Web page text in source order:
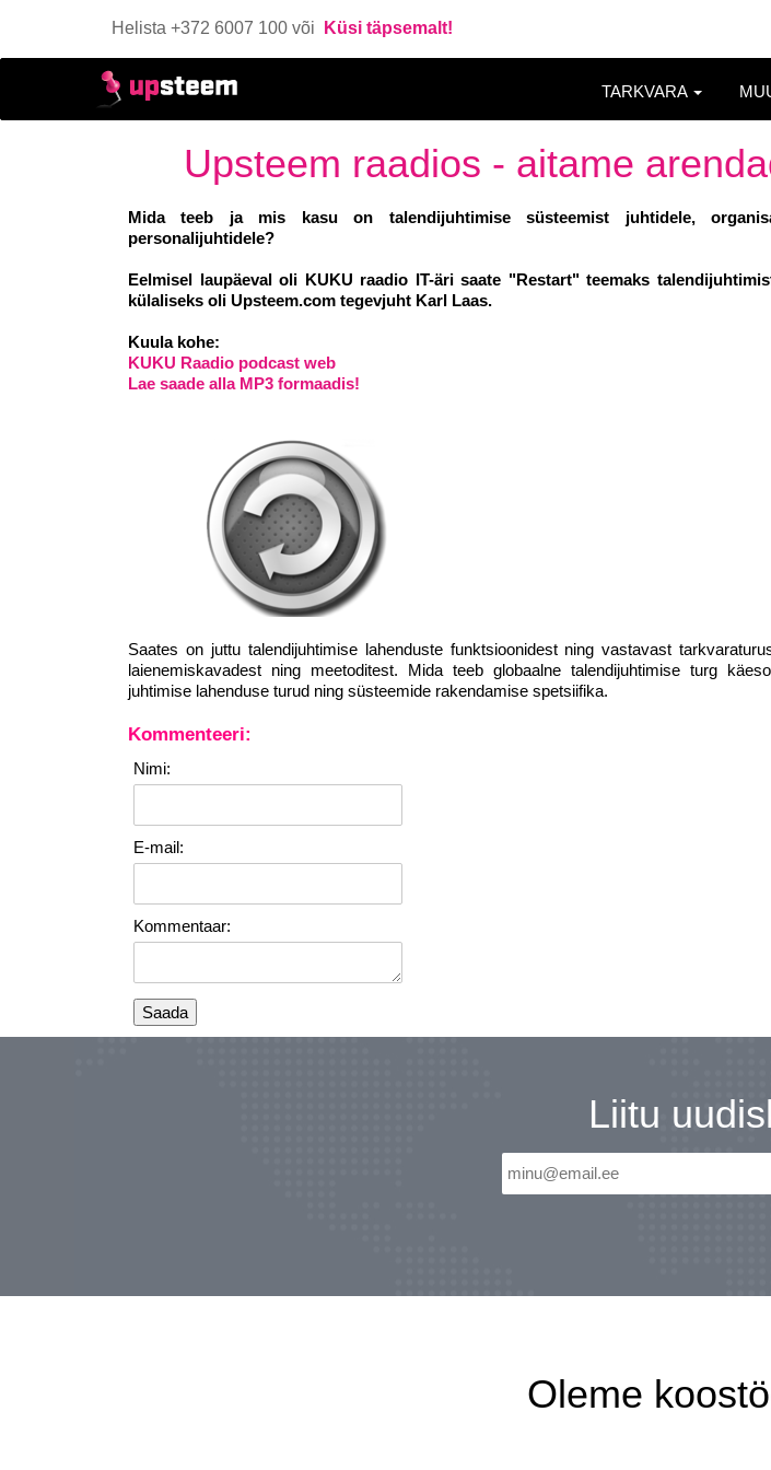
Helista +372 6007 100 või Küsi täpsemalt!
TARKVARA
Upsteem raadios - aitame
Mida teeb ja mis kasu on talendijuhtimise süsteemist juhtidele,
personalijuhtidele?
Eelmisel laupäeval oli KUKU raadio IT-äri saate "Restart" teemaks
külaliseks oli Upsteem.com tegevjuht Karl Laas.
Kuula kohe:
KUKU Raadio podcast web
Lae saade alla MP3 formaadis!
Saates on juttu talendijuhtimise lahenduste funktsioonidest ning vastavast
laienemiskavadest ning meetoditest. Mida teeb globaalne talendijuhtimise turg
juhtimise lahenduse turud ning süsteemide rakendamise spetsiifika.
Kommenteeri:
Nimi:
E-mail:
Kommentaar:
Liitu
Oleme